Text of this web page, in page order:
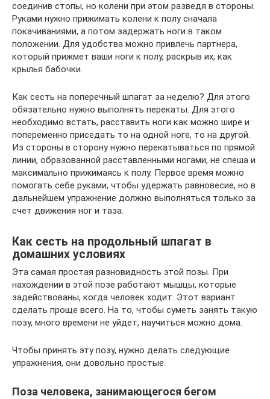
соединив стопы, но колени при этом разведя в стороны.
Руками нужно прижимать колени к полу сначала
покачиваниями, а потом задержать ноги в таком
положении. Для удобства можно привлечь партнера,
который прижмет ваши ноги к полу, раскрыв их, как
крылья бабочки.
Как сесть на поперечный шпагат за неделю? Для этого
обязательно нужно выполнять перекаты. Для этого
необходимо встать, расставить ноги как можно шире и
попеременно приседать то на одной ноге, то на другой.
Из стороны в сторону нужно перекатываться по прямой
линии, образованной расставленными ногами, не спеша и
максимально прижимаясь к полу. Первое время можно
помогать себе руками, чтобы удержать равновесие, но в
дальнейшем упражнение должно выполняться только за
счет движения ног и таза.
Как сесть на продольный шпагат в
домашних условиях
Эта самая простая разновидность этой позы. При
нахождении в этой позе работают мышцы, которые
задействованы, когда человек ходит. Этот вариант
сделать проще всего. На то, чтобы суметь занять такую
позу, много времени не уйдет, научиться можно дома.
Чтобы принять эту позу, нужно делать следующие
упражнения, они довольно простые.
Поза человека, занимающегося бегом